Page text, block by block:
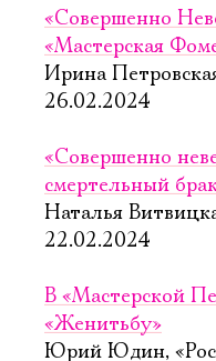
«Совершенно
«Мастерская
Ирина
26.02.2024
«Совершенно
смертельный
Наталья
22.02.2024
В «Мастерской
«Женитьбу»
Юрий Юдин,